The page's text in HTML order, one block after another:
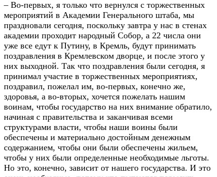
– Во-первых, я только что вернулся с торжественных
мероприятий в Академии Генерального штаба, мы
праздновали сегодня, поскольку завтра у нас в стенах
академии проходит народный Собор, а 22 числа они
уже все едут к Путину, в Кремль, будут принимать
поздравления в Кремлевском дворце, и после этого у
них выходной. Так что поздравления были сегодня, я
принимал участие в торжественных мероприятиях,
поздравил, пожелал им, во-первых, конечно же,
здоровья, а во-вторых, хочется пожелать нашим
воинам, чтобы государство на них внимание обратило,
начиная с правительства и заканчивая всеми
структурами власти, чтобы наши воины были
обеспечены и материально достойным денежным
содержанием, чтобы они были обеспечены жильем,
чтобы у них были определенные необходимые льготы.
Но это, конечно, зависит от нашего государства. И это